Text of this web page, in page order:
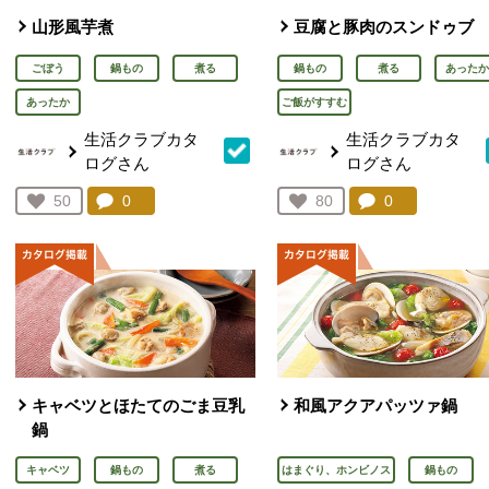
山形風芋煮
ごぼう 鍋もの 煮る
あったか
生活クラブカタ
ログさん
お気に入り登録：
50
人が登録
コメント：
0
豆腐と豚肉のスンドゥブ
鍋もの 煮る あったか
ご飯がすすむ
生活クラブカタ
ログさん
お気に入り登録：
80
人が登録
コメント：
0件。コメント
キャベツとほたてのごま豆乳
鍋
キャベツ 鍋もの 煮る
和風アクアパッツァ鍋
はまぐり、ホンビノス 鍋もの